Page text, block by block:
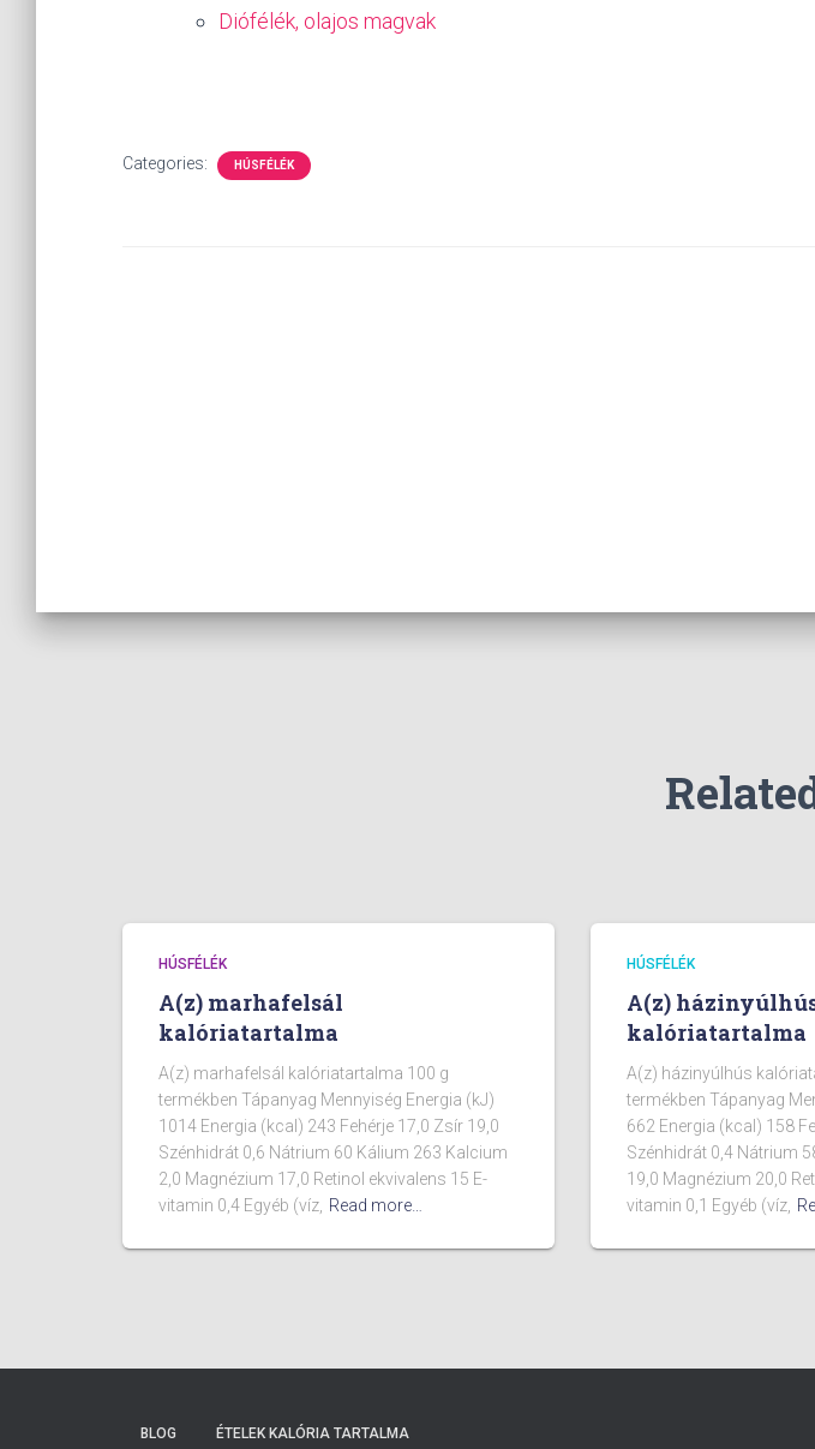
Diófélék, olajos magvak
Categories: HÚSFÉLÉK
HÚSFÉLÉK
A(z) marhafelsál
kalóriatartalma
A(z) marhafelsál kalóriatartalma 100 g
termékben Tápanyag Mennyiség Energia (kJ)
1014 Energia (kcal) 243 Fehérje 17,0 Zsír 19,0
Szénhidrát 0,6 Nátrium 60 Kálium 263 Kalcium
2,0 Magnézium 17,0 Retinol ekvivalens 15 E-
vitamin 0,4 Egyéb (víz, Read more…
HÚSFÉLÉK
A(z)
kalóriatartalma
A(z) házinyúlhús
termékben Tápanyag
662 Energia (kcal) 158
Szénhidrát 0,4 Nátrium
19,0 Magnézium 20,0
vitamin 0,1 Egyéb (víz,
BLOG ÉTELEK KALÓRIA TARTALMA